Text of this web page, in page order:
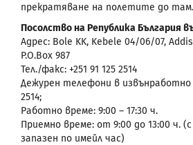
прекратяване на полетите до там.
Посолство на Република България
Адрес: Bole KK, Kebele 04/06/07,
P.O.Box 987
Тел./факс: +251 91 125 2514
Дежурен телефони в извънработно
2514;
Работно време: 9:00 – 17:30 ч.
Приемно време: от 9:00 до 13:00 ч.
запазен по имейл час)